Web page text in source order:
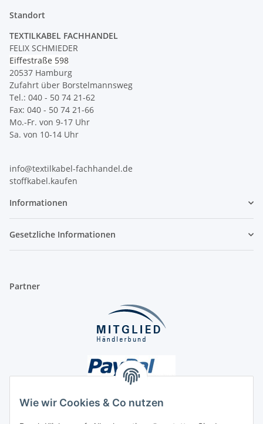
Wie wir Cookies & Co nutzen
Standort
TEXTILKABEL FACHHANDEL
FELIX SCHMIEDER
Eiffestraße 598
20537 Hamburg
Zufahrt über Borstelmannsweg
Tel.: 040 - 50 74 21-62
Fax: 040 - 50 74 21-66
Mo.-Fr. von 9-17 Uhr
Sa. von 10-14 Uhr
info@textilkabel-fachhandel.de
stoffkabel.kaufen
Informationen
Gesetzliche Informationen
Partner